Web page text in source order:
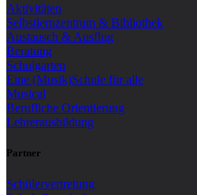
Aktivitäten
Selbstlernzentrum & Bibliothek
Austausch & Ausflug
Beratung
Schulgarten
Eine (Musik)Schule für alle
Musical
Berufliche Orientierung
Lehrerausbildung
Partner
Schülervertretung